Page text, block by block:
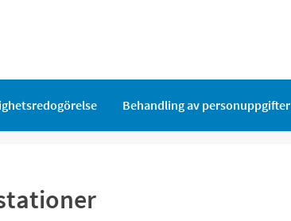
Behandling av personuppgifter